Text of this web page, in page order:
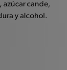
azúcar cande,
y alcohol.